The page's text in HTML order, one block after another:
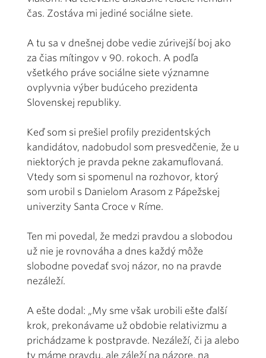
čas. Zostáva mi jediné sociálne siete.
A tu sa v dnešnej dobe vedie zúrivejší boj ako
za čias mítingov v 90. rokoch. A podľa
všetkého práve sociálne siete významne
ovplyvnia výber budúceho prezidenta
Slovenskej republiky.
Keď som si prešiel profily prezidentských
kandidátov, nadobudol som presvedčenie, že u
niektorých je pravda pekne zakamuflovaná.
Vtedy som si spomenul na rozhovor, ktorý
som urobil s Danielom Arasom z Pápežskej
univerzity Santa Croce v Ríme.
Ten mi povedal, že medzi pravdou a slobodou
už nie je rovnováha a dnes každý môže
slobodne povedať svoj názor, no na pravde
nezáleží.
A ešte dodal: „My sme však urobili ešte ďalší
krok, prekonávame už obdobie relativizmu a
prichádzame k postpravde. Nezáleží, či ja alebo
ty máme pravdu, ale záleží na názore, na